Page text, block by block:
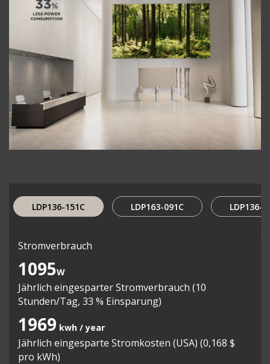
LDP136-151C LDP163-091C LDP136-
Stromverbrauch
1095W
Jährlich eingesparter Stromverbrauch (10
Stunden/Tag, 33 % Einsparung)
1969 kwh / year
Jährlich eingesparte Stromkosten (USA) (0,168 $
pro kWh)